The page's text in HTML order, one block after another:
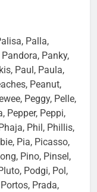
Palla,
Panky,
Paul, Paula,
Peanut,
Peggy, Pelle,
Pepper, Peppi,
Phil, Phillis,
Pia, Picasso,
Pino, Pinsel,
Podgi, Pol,
Prada,